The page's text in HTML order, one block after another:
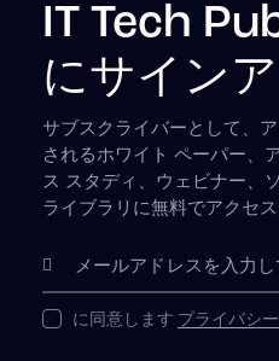
IT Tech
にサイン
サブスクライバーとして、
されるホワイト ペーパー、
ス スタディ、ウェビナー、
ライブラリに無料でアクセ
に同意します プライバシ